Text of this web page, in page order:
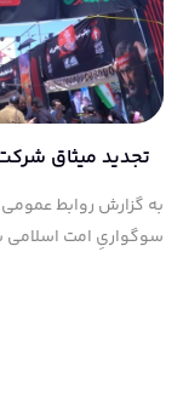
تجدید میثاق
آرمان‌های آسمانی
به گزارش روابط
سوگواریِ امت اسلامی